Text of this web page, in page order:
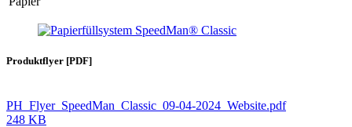
Produktflyer [PDF]
PH_Flyer_SpeedMan_Classic_09-04-2024_Website.pdf
248 KB